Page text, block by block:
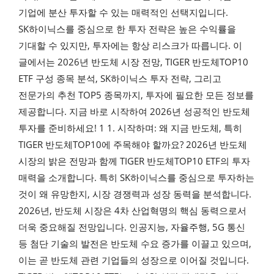
기업에 분산 투자할 수 있는 매력적인 선택지입니다.
SK하이닉스를 중심으로 한 투자 전략은 높은 수익률을
기대할 수 있지만, 투자에는 항상 리스크가 따릅니다. 이
글에서는 2026년 반도체 시장 전망, TIGER 반도체TOP10
ETF 구성 종목 분석, SK하이닉스 투자 전략, 그리고
전문가의 추천 TOP5 종목까지, 투자에 필요한 모든 정보를
제공합니다. 지금 바로 시작하여 2026년 성공적인 반도체
투자를 준비하세요! 1 1. 시작하며: 왜 지금 반도체, 특히
TIGER 반도체TOP10에 주목해야 할까요? 2026년 반도체
시장의 밝은 전망과 함께 TIGER 반도체TOP10 ETF의 투자
매력을 소개합니다. 특히 SK하이닉스를 중심으로 투자하는
것이 왜 유망한지, 시장 경쟁력과 성장 동력을 분석합니다.
2026년, 반도체 시장은 4차 산업혁명의 핵심 동력으로서
더욱 중요해질 전망입니다. 인공지능, 자율주행, 5G 통신
등 첨단 기술의 발전은 반도체 수요 증가를 이끌고 있으며,
이는 곧 반도체 관련 기업들의 성장으로 이어질 것입니다.